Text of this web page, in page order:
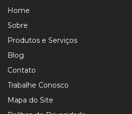
Home
Sobre
Produtos e Serviços
Blog
Contato
Trabalhe Conosco
Mapa do Site